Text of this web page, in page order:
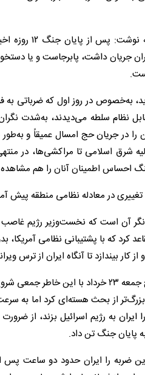
این روزنامه
جریان داشت، پابرجاست و یا
به‌خصوص در روز اول که ضرباتی به
نظام سلطه می‌دیدند، به‌شدت
را در جریان حج امسال عمیقاً و
شرق اسلامی تا مراکشی‌ها، در
جنگ احساس اطمینان آنان را هم
در معادله نظامی منطقه پیش آمده یا
آن است که نخست‌وزیر رژیم غاصب
کرد که با پشتیبانی نظامی
کار بیندازد تا آنگاه ایران از ترس
جنگ در دقایق اولیه صبح جمعه ۲۳
بزرگ‌تر از بحث هسته‌ای کرد اما به
ایران به رژیم اسرائیل بزند، از
پایان جنگ تن داد.
ضربه را ایران حدود دو ساعت پس